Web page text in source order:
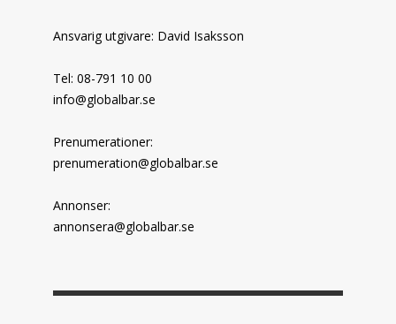
Ansvarig utgivare: David Isaksson
Tel: 08-791 10 00
info@globalbar.se
Prenumerationer:
prenumeration@globalbar.se
Annonser:
annonsera@globalbar.se